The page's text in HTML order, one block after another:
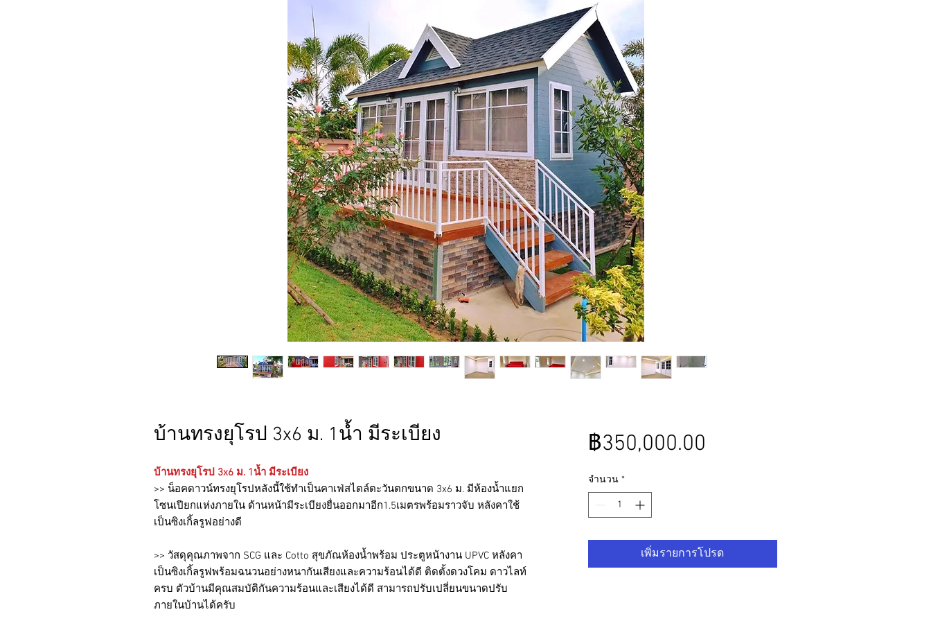
บ้านทรงยุโรป 3x6 ม. 1น้ำ มีระเบียง
บ้านทรงยุโรป 3x6 ม. 1น้ำ มีระเบียง
>> น็อคดาวน์ทรงยุโรปหลังนี้ใช้ทำเป็นคาเฟ่สไตล์ตะวันตกขนาด 3x6 ม. มีห้องน้ำแยก
โซนเปียกแห่งภายใน ด้านหน้ามีระเบียงยื่นออกมาอีก1.5เมตรพร้อมราวจับ หลังคาใช้
เป็นซิงเกิ้ลรูฟอย่างดี
>> วัสดุคุณภาพจาก SCG และ Cotto สุขภัณห้องน้ำพร้อม ประตูหน้างาน UPVC หลังคา
เป็นซิงเกิ้ลรูฟพร้อมฉนวนอย่างหนากันเสียงและความร้อนได้ดี ติดตั้งดวงโคม ดาวไลท์
ครบ ตัวบ้านมีคุณสมบัติกันความร้อนและเสียงได้ดี สามารถปรับเปลี่ยนขนาดปรับ
ภายในบ้านได้ครับ
฿350,000.00
จำนวน *
เพิ่มรายการโปรด